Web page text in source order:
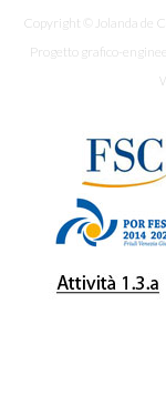
Copyright © Jolanda de
Progetto grafico-